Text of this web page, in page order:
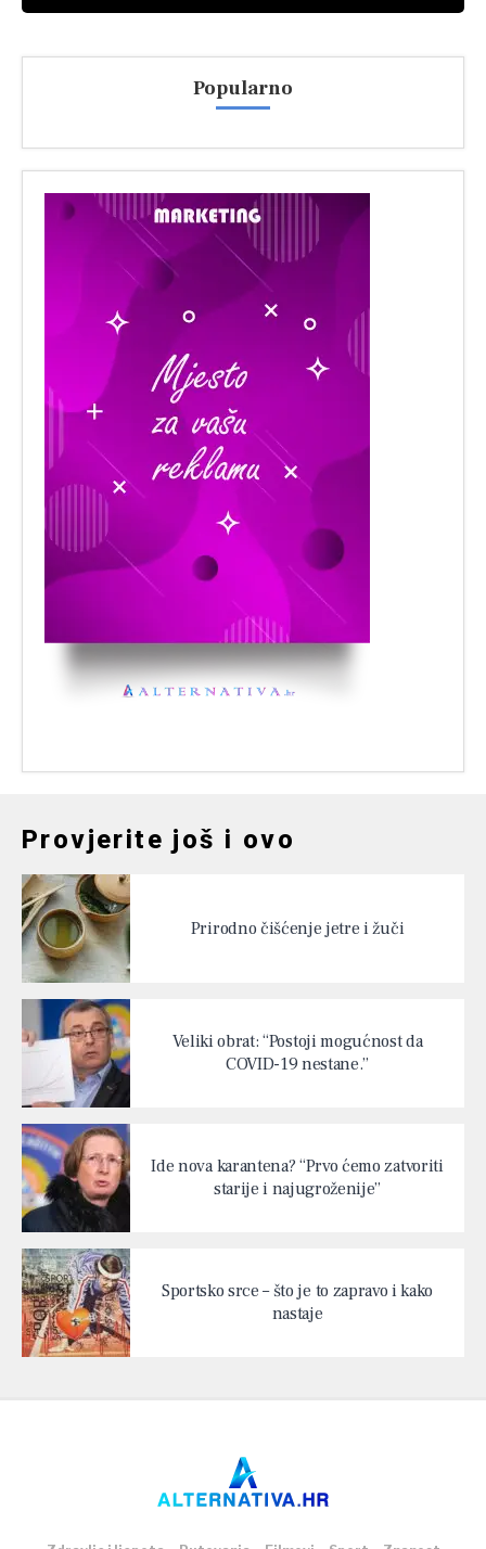
Popularno
Provjerite još i ovo
Prirodno čišćenje jetre i žuči
Veliki obrat: “Postoji mogućnost da
COVID-19 nestane.”
Ide nova karantena? “Prvo ćemo zatvoriti
starije i najugroženije”
Sportsko srce – što je to zapravo i kako
nastaje